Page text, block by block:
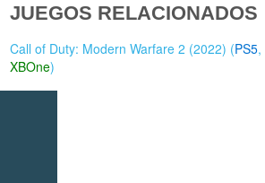
JUEGOS RELACIONADOS
Call of Duty: Modern Warfare 2 (2022) (PS5,
XBOne)